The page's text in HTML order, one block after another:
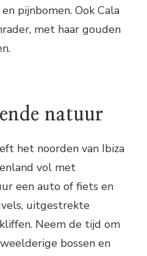
pijnbomen. Ook Cala
met haar gouden
natuur
het noorden van Ibiza
vol met
een auto of fiets en
uitgestrekte
Neem de tijd om
bossen en